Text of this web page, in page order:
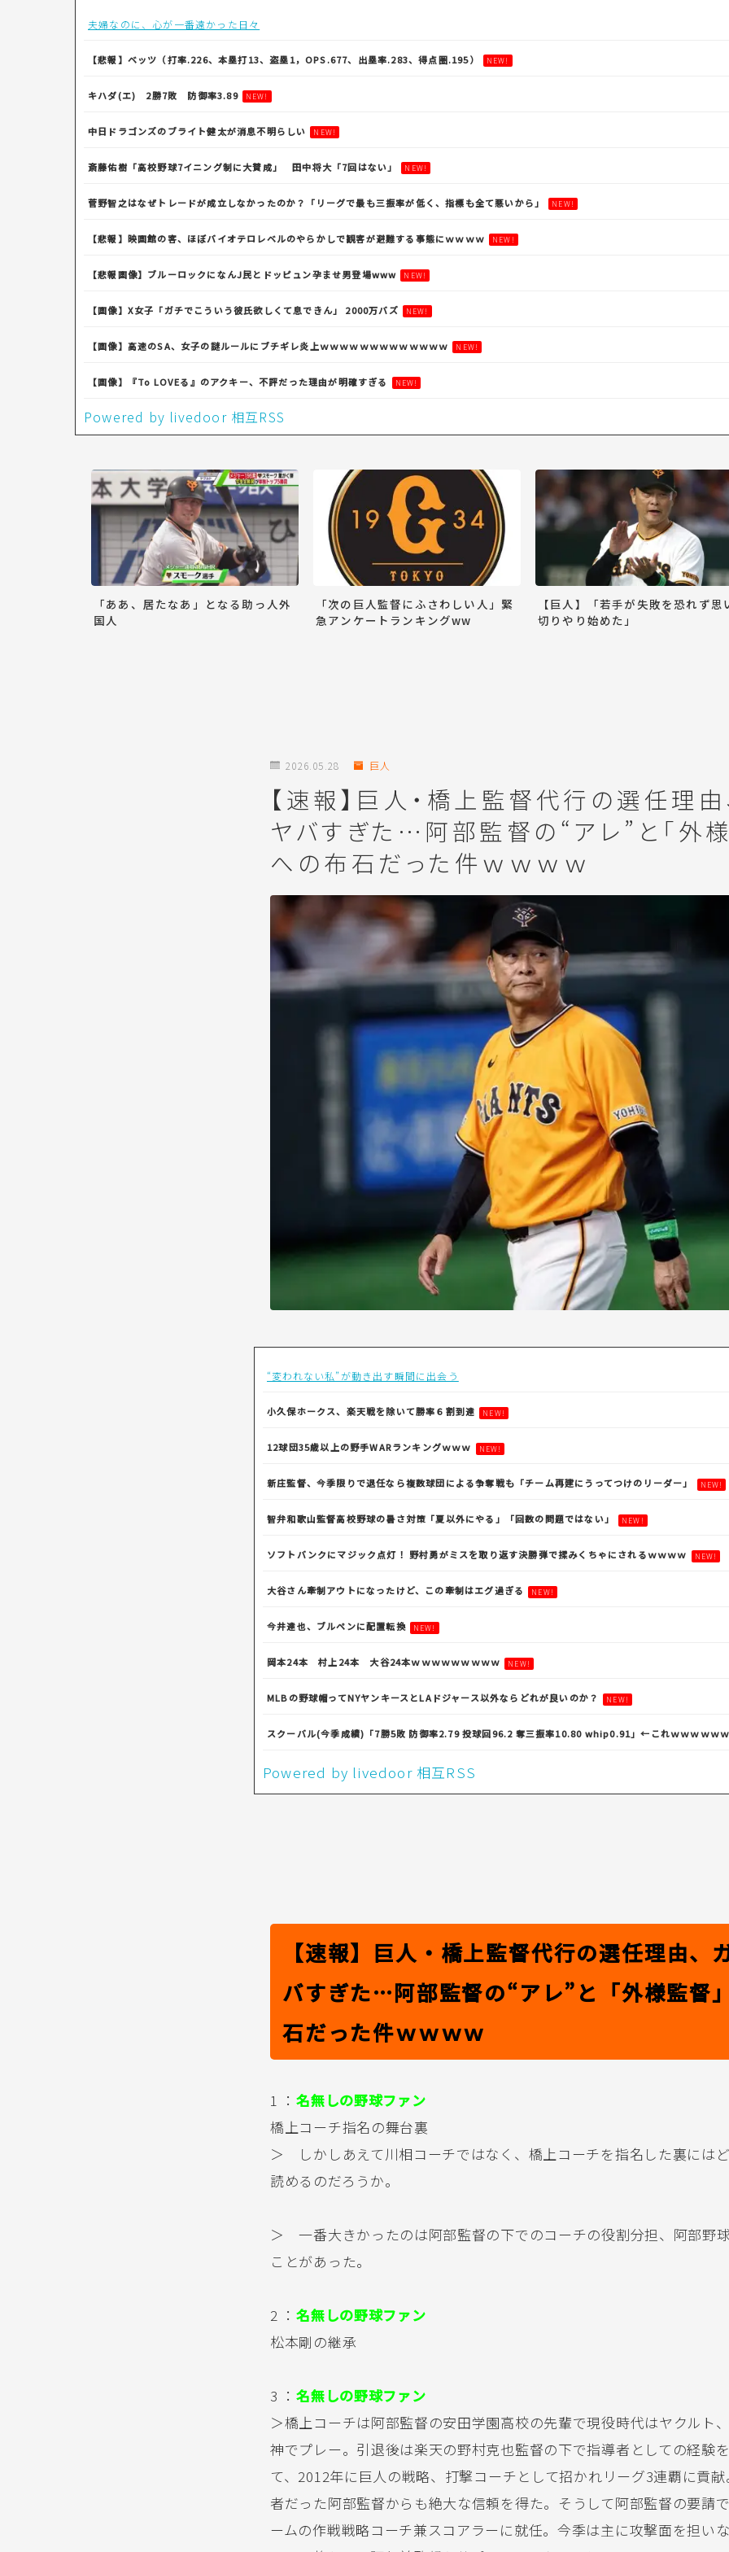
夫婦なのに、心が一番遠かった日々
【悲報】ベッツ（打率.226、本塁打13、盗塁1，OPS.677、出塁率.283、得点圏.195） NEW!
キハダ(エ) 2勝7敗 防御率3.89 NEW!
中日ドラゴンズのブライト健太が消息不明らしい NEW!
斎藤佑樹「高校野球7イニング制に大賛成」 田中将大「7回はない」 NEW!
菅野智之はなぜトレードが成立しなかったのか？「リーグで最も三振率が低く、指標も全て悪いから」 NEW!
【悲報】映画館の客、ほぼバイオテロレベルのやらかしで観客が避難する事態にｗｗｗｗ NEW!
【悲報画像】ブルーロックになんJ民とドッピュン孕ませ男登場www NEW!
【画像】X女子「ガチでこういう彼氏欲しくて息できん」 2000万バズ NEW!
【画像】高速のSA、女子の謎ルールにブチギレ炎上ｗｗｗｗｗｗｗｗｗｗｗｗｗ NEW!
【画像】『To LOVEる』のアクキー、不評だった理由が明確すぎる NEW!
Powered by livedoor 相互RSS
「ああ、居たなあ」となる助っ人外
国人
「次の巨人監督にふさわしい人」緊
急アンケートランキングww
【巨人】「若手が失敗を恐れず思
切りやり始めた」
2026.05.28 巨人
【速報】巨人・橋上監督代行の選任理由
ヤバすぎた…阿部監督の“アレ”と「外様
への布石だった件ｗｗｗｗ
“変われない私”が動き出す瞬間に出会う
小久保ホークス、楽天戦を除いて勝率６割到達 NEW!
12球団35歳以上の野手WARランキングｗｗｗ NEW!
新庄監督、今季限りで退任なら複数球団による争奪戦も「チーム再建にうってつけのリーダー」 NEW!
智弁和歌山監督高校野球の暑さ対策「夏以外にやる」「回数の問題ではない」 NEW!
ソフトバンクにマジック点灯！ 野村勇がミスを取り返す決勝弾で揉みくちゃにされるｗｗｗｗ NEW!
大谷さん牽制アウトになったけど、この牽制はエグ過ぎる NEW!
今井達也、ブルペンに配置転換 NEW!
岡本24本 村上24本 大谷24本ｗｗｗｗｗｗｗｗｗ NEW!
MLBの野球帽ってNYヤンキースとLAドジャース以外ならどれが良いのか？ NEW!
スクーバル(今季成績)「7勝5敗 防御率2.79 投球回96.2 奪三振率10.80 whip0.91」←これｗｗｗｗｗｗ
Powered by livedoor 相互RSS
【速報】巨人・橋上監督代行の選任理由、
バすぎた…阿部監督の“アレ”と「外様監督
石だった件ｗｗｗｗ
1 ：名無しの野球ファン
橋上コーチ指名の舞台裏
＞ しかしあえて川相コーチではなく、橋上コーチを指名した裏には
読めるのだろうか。
＞ 一番大きかったのは阿部監督の下でのコーチの役割分担、阿部野
ことがあった。
2 ：名無しの野球ファン
松本剛の継承
3 ：名無しの野球ファン
＞橋上コーチは阿部監督の安田学園高校の先輩で現役時代はヤクルト
神でプレー。引退後は楽天の野村克也監督の下で指導者としての経験
て、2012年に巨人の戦略、打撃コーチとして招かれリーグ3連覇に貢
者だった阿部監督からも絶大な信頼を得た。そうして阿部監督の要請
ームの作戦戦略コーチ兼スコアラーに就任。今季は主に攻撃面を担い